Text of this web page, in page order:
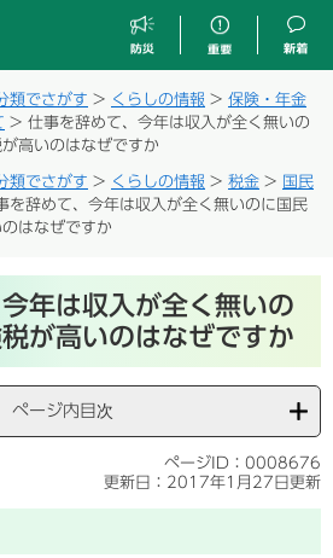
類でさがす > くらしの情報 > 保険・年金
> 仕事を辞めて、今年は収入が全く無いの
高いのはなぜですか
類でさがす > くらしの情報 > 税金 > 国民
を辞めて、今年は収入が全く無いのに国民
はなぜですか
年は収入が全く無いの
が高いのはなぜですか
ページ内目次
ページID：0008676
更新日：2017年1月27日更新